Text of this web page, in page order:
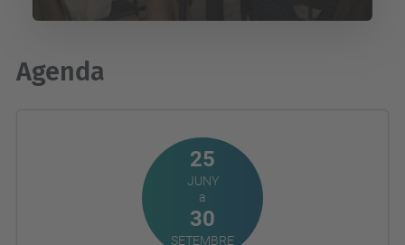
Agenda
25
JUNY
a
30
SETEMBRE